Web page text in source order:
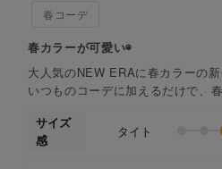
春コーデ
春カラーが可愛い◉
大人気のNEW ERAに春カラーの新
いつものコーデに加えるだけで、
どんな方でもお使い頂けます！
サイズ
感
タイト